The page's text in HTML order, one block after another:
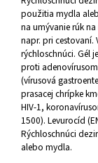
použitia mydla
na umývanie rúk
napr. pri
rýchloschnúci. Gél
proti
(vírusová
prasacej chrípke
HIV-1,
1500). Levurocíd
Rýchloschnúci
alebo mydla.